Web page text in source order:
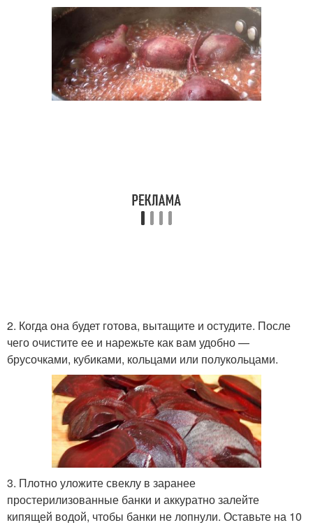
2. Когда она будет готова, вытащите и остудите. После
чего очистите ее и нарежьте как вам удобно —
брусочками, кубиками, кольцами или полукольцами.
3. Плотно уложите свеклу в заранее
простерилизованные банки и аккуратно залейте
кипящей водой, чтобы банки не лопнули. Оставьте на 10